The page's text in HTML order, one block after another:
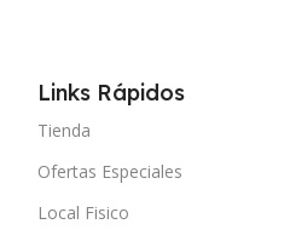
Links Rápidos
Tienda
Ofertas Especiales
Local Fisico